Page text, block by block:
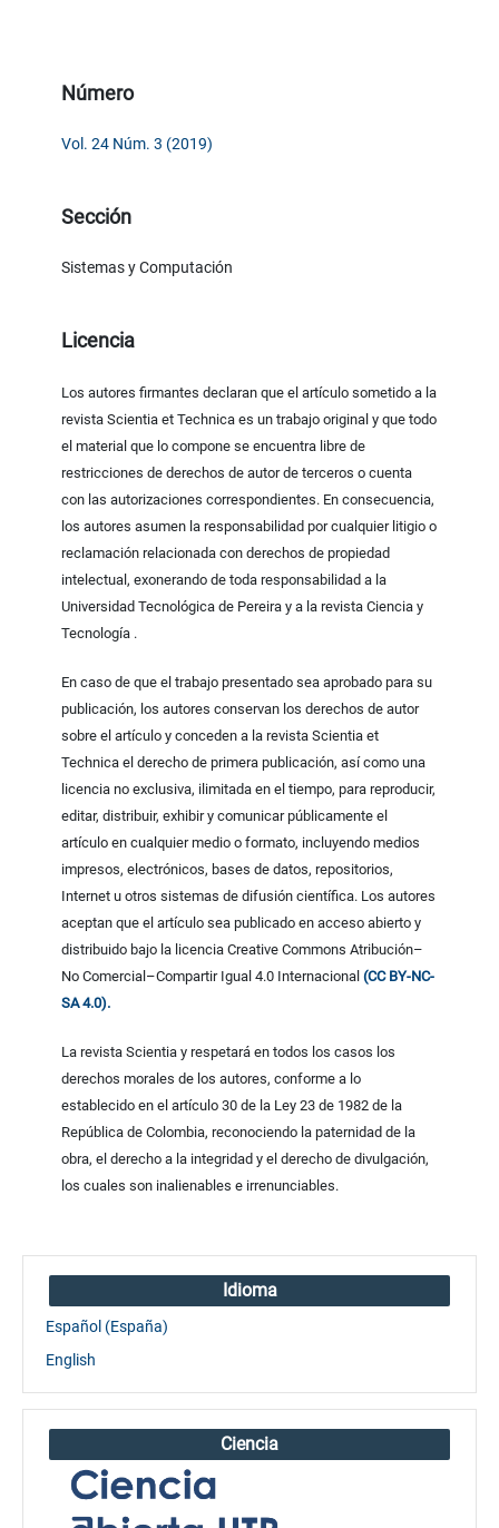
Número
Vol. 24 Núm. 3 (2019)
Sección
Sistemas y Computación
Licencia
Los autores firmantes declaran que el artículo sometido a la
revista Scientia et Technica es un trabajo original y que todo
el material que lo compone se encuentra libre de
restricciones de derechos de autor de terceros o cuenta
con las autorizaciones correspondientes. En consecuencia,
los autores asumen la responsabilidad por cualquier litigio o
reclamación relacionada con derechos de propiedad
intelectual, exonerando de toda responsabilidad a la
Universidad Tecnológica de Pereira y a la revista Ciencia y
Tecnología .
En caso de que el trabajo presentado sea aprobado para su
publicación, los autores conservan los derechos de autor
sobre el artículo y conceden a la revista Scientia et
Technica el derecho de primera publicación, así como una
licencia no exclusiva, ilimitada en el tiempo, para reproducir,
editar, distribuir, exhibir y comunicar públicamente el
artículo en cualquier medio o formato, incluyendo medios
impresos, electrónicos, bases de datos, repositorios,
Internet u otros sistemas de difusión científica. Los autores
aceptan que el artículo sea publicado en acceso abierto y
distribuido bajo la licencia Creative Commons Atribución–
No Comercial–Compartir Igual 4.0 Internacional(CC BY-NC-
SA 4.0).
La revista Scientia y respetará en todos los casos los
derechos morales de los autores, conforme a lo
establecido en el artículo 30 de la Ley 23 de 1982 de la
República de Colombia, reconociendo la paternidad de la
obra, el derecho a la integridad y el derecho de divulgación,
los cuales son inalienables e irrenunciables.
Idioma
Español (España)
English
Ciencia